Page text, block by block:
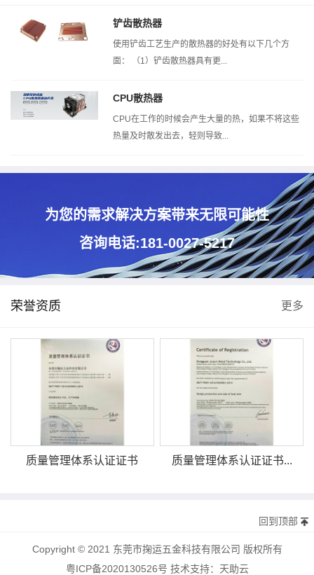
铲齿散热器
使用铲齿工艺生产的散热器的好处有以下几个方
面： （1）铲齿散热器具有更...
CPU散热器
CPU在工作的时候会产生大量的热，如果不将这些
热量及时散发出去，轻则导致...
为您的需求解决方案带来无限可能性
咨询电话:181-0027-5217
荣誉资质 更多
质量管理体系认证证书 质量管理体系认证证书...
回到顶部
Copyright © 2021 东莞市掬运五金科技有限公司 版权所有
粤ICP备2020130526号 技术支持： 天助云